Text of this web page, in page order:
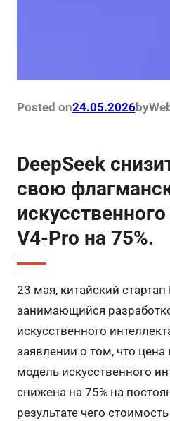
Posted on24.05.2026by
DeepSeek
свою
V4-Pro на 75%.
23 мая, китайский стартап
занимающийся
искусственного
заявлении о том, что
модель искусственного
снижена на 75% на
результате чего